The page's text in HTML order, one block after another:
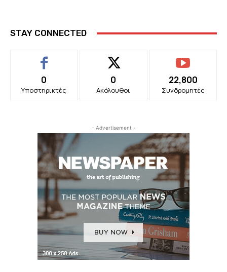
STAY CONNECTED
0
Υποστηρικτές
0
Ακόλουθοι
22,800
Συνδρομητές
- Advertisement -